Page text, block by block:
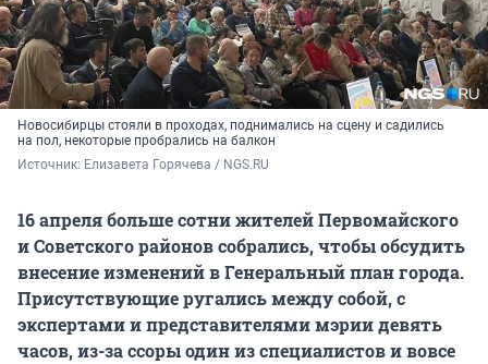
Новосибирцы стояли в проходах, поднимались на сцену и садились
на пол, некоторые пробрались на балкон
Источник: Елизавета Горячева / NGS.RU
16 апреля больше сотни жителей Первомайского
и Советского районов собрались, чтобы обсудить
внесение изменений в Генеральный план города.
Присутствующие ругались между собой, с
экспертами и представителями мэрии девять
часов, из-за ссоры один из специалистов и вовсе